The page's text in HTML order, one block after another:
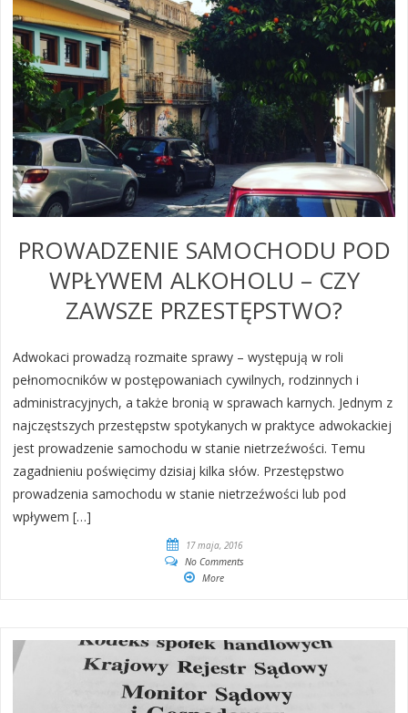
PROWADZENIE SAMOCHODU POD
WPŁYWEM ALKOHOLU – CZY
ZAWSZE PRZESTĘPSTWO?
Adwokaci prowadzą rozmaite sprawy – występują w roli
pełnomocników w postępowaniach cywilnych, rodzinnych i
administracyjnych, a także bronią w sprawach karnych. Jednym z
najczęstszych przestępstw spotykanych w praktyce adwokackiej
jest prowadzenie samochodu w stanie nietrzeźwości. Temu
zagadnieniu poświęcimy dzisiaj kilka słów. Przestępstwo
prowadzenia samochodu w stanie nietrzeźwości lub pod
wpływem […]
17 maja, 2016
No Comments
More